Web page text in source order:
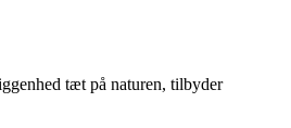
tæt på naturen, tilbyder